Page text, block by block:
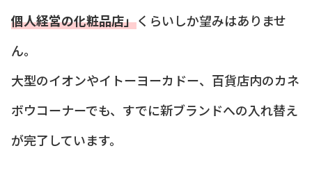
個人経営の化粧品店」くらいしか望みはありませ
ん。
大型のイオンやイトーヨーカドー、百貨店内のカネ
ボウコーナーでも、すでに新ブランドへの入れ替え
が完了しています。